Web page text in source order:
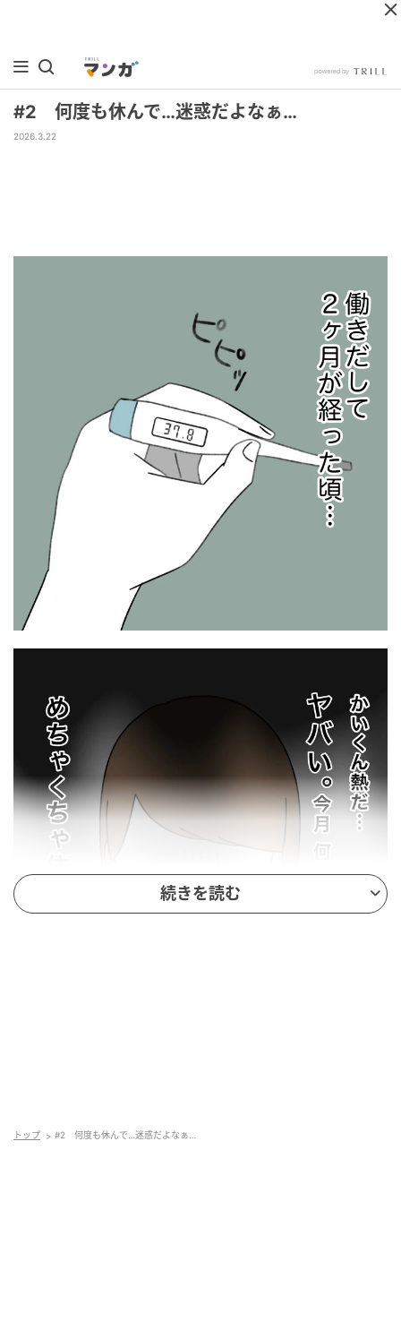
#2 何度も休んで…迷惑だよなぁ…
2026.3.22
続きを読む
トップ #2 何度も休んで…迷惑だよなぁ…